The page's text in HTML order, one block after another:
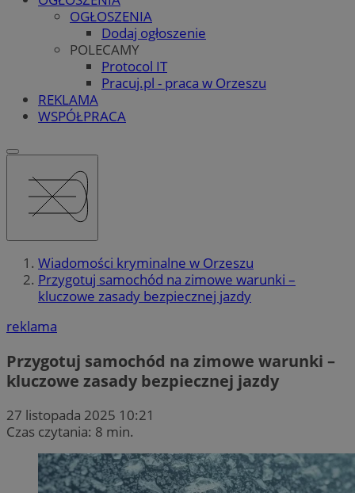
OGŁOSZENIA
Dodaj ogłoszenie
POLECAMY
Protocol IT
Pracuj.pl - praca w Orzeszu
REKLAMA
WSPÓŁPRACA
Wiadomości kryminalne w Orzeszu
Przygotuj samochód na zimowe warunki –
kluczowe zasady bezpiecznej jazdy
reklama
Przygotuj samochód na zimowe warunki –
kluczowe zasady bezpiecznej jazdy
27 listopada 2025 10:21
Czas czytania: 8 min.